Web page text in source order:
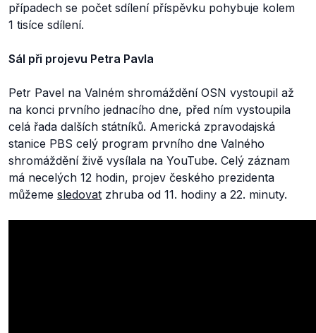
případech se počet sdílení příspěvku pohybuje kolem
1 tisíce sdílení.
Sál při projevu Petra Pavla
Petr Pavel na Valném shromáždění OSN vystoupil až
na konci prvního jednacího dne, před ním vystoupila
celá řada dalších státníků. Americká zpravodajská
stanice PBS celý program prvního dne Valného
shromáždění živě vysílala na YouTube. Celý záznam
má necelých 12 hodin, projev českého prezidenta
můžeme sledovat zhruba od 11. hodiny a 22. minuty.